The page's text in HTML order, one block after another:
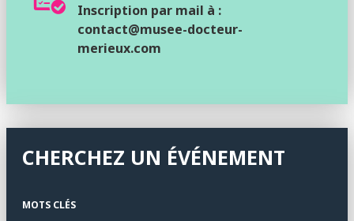
Inscription par mail à :
contact@musee-docteur-
merieux.com
CHERCHEZ UN ÉVÉNEMENT
MOTS CLÉS